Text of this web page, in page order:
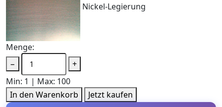
Nickel-Legierung
Menge:
−
+
Min: 1 | Max: 100
In den Warenkorb
Jetzt kaufen